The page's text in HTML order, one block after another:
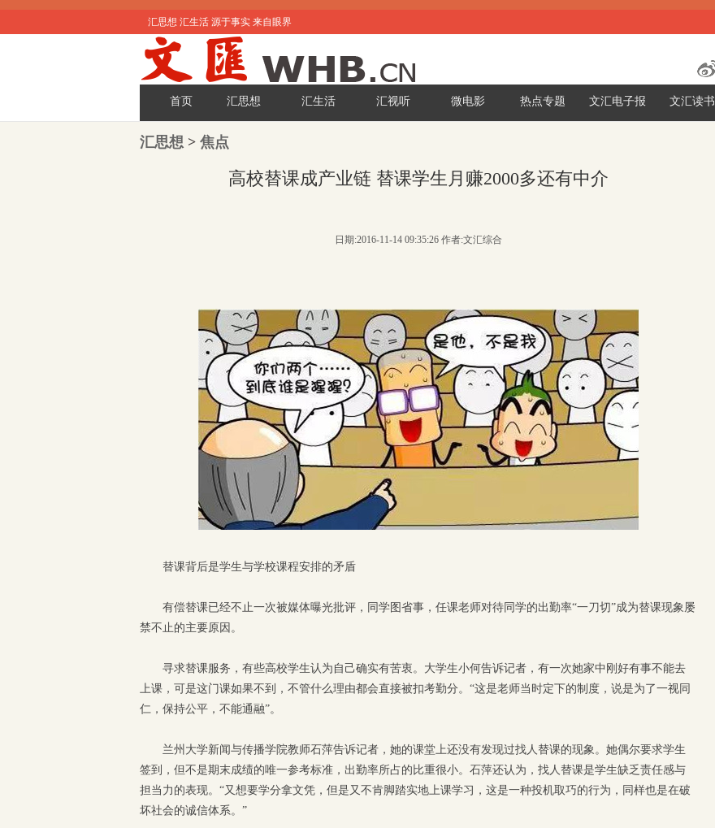
汇思想 汇生活 源于事实 来自眼界
首页 汇思想 汇生活 汇视听 微电影 热点专题 文汇电子报 文汇读书
汇思想 > 焦点
高校替课成产业链 替课学生月赚2000多还有中介
日期:2016-11-14 09:35:26 作者:文汇综合
替课背后是学生与学校课程安排的矛盾
有偿替课已经不止一次被媒体曝光批评，同学图省事，任课老师对待同学的出勤率“一刀切”成为替课现象屡
禁不止的主要原因。
寻求替课服务，有些高校学生认为自己确实有苦衷。大学生小何告诉记者，有一次她家中刚好有事不能去
上课，可是这门课如果不到，不管什么理由都会直接被扣考勤分。“这是老师当时定下的制度，说是为了一视同
仁，保持公平，不能通融”。
兰州大学新闻与传播学院教师石萍告诉记者，她的课堂上还没有发现过找人替课的现象。她偶尔要求学生
签到，但不是期末成绩的唯一参考标准，出勤率所占的比重很小。石萍还认为，找人替课是学生缺乏责任感与
担当力的表现。“又想要学分拿文凭，但是又不肯脚踏实地上课学习，这是一种投机取巧的行为，同样也是在破
坏社会的诚信体系。”